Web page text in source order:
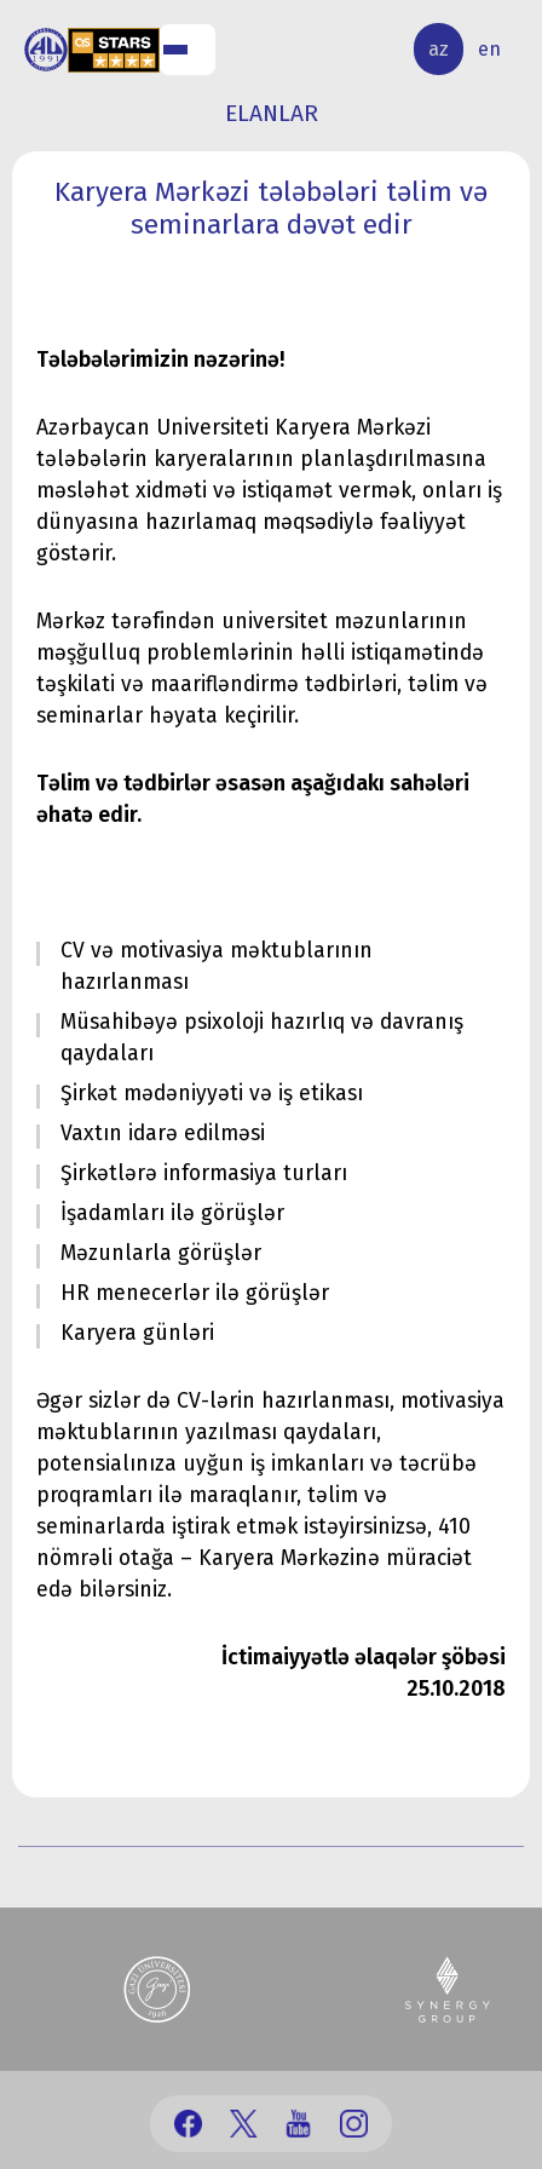
az en
ELMİ
TƏDQİQAT
ELANLAR
Karyera Mərkəzi tələbələri təlim və
seminarlara dəvət edir
Tələbələrimizin nəzərinə!
Azərbaycan Universiteti Karyera Mərkəzi
tələbələrin karyeralarının planlaşdırılmasına
məsləhət xidməti və istiqamət vermək, onları iş
dünyasına hazırlamaq məqsədiylə fəaliyyət
göstərir.
Mərkəz tərəfindən universitet məzunlarının
məşğulluq problemlərinin həlli istiqamətində
təşkilati və maarifləndirmə tədbirləri, təlim və
seminarlar həyata keçirilir.
Təlim və tədbirlər əsasən aşağıdakı sahələri
əhatə edir.
CV və motivasiya məktublarının
hazırlanması
Müsahibəyə psixoloji hazırlıq və davranış
qaydaları
Şirkət mədəniyyəti və iş etikası
Vaxtın idarə edilməsi
Şirkətlərə informasiya turları
İşadamları ilə görüşlər
Məzunlarla görüşlər
HR menecerlər ilə görüşlər
Karyera günləri
Əgər sizlər də CV-lərin hazırlanması, motivasiya
məktublarının yazılması qaydaları,
potensialınıza uyğun iş imkanları və təcrübə
proqramları ilə maraqlanır, təlim və
seminarlarda iştirak etmək istəyirsinizsə, 410
nömrəli otağa – Karyera Mərkəzinə müraciət
edə bilərsiniz.
İctimaiyyətlə əlaqələr şöbəsi
25.10.2018